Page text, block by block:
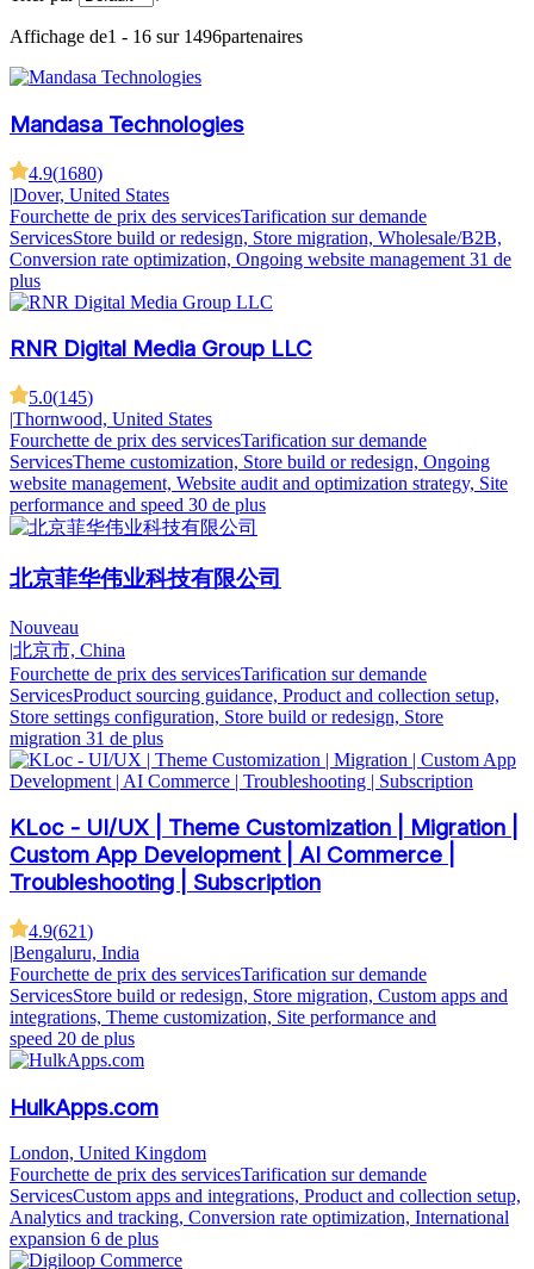
Affichage de1 - 16 sur 1496partenaires
Mandasa Technologies
4.9(1680)
|Dover, United States
Fourchette de prix des servicesTarification sur demande
ServicesStore build or redesign, Store migration, Wholesale/B2B,
Conversion rate optimization, Ongoing website management 31 de
plus
RNR Digital Media Group LLC
5.0(145)
|Thornwood, United States
Fourchette de prix des servicesTarification sur demande
ServicesTheme customization, Store build or redesign, Ongoing
website management, Website audit and optimization strategy, Site
performance and speed 30 de plus
北京菲华伟业科技有限公司
Nouveau
|北京市, China
Fourchette de prix des servicesTarification sur demande
ServicesProduct sourcing guidance, Product and collection setup,
Store settings configuration, Store build or redesign, Store
migration 31 de plus
KLoc - UI/UX | Theme Customization | Migration |
Custom App Development | AI Commerce |
Troubleshooting | Subscription
4.9(621)
|Bengaluru, India
Fourchette de prix des servicesTarification sur demande
ServicesStore build or redesign, Store migration, Custom apps and
integrations, Theme customization, Site performance and
speed 20 de plus
HulkApps.com
London, United Kingdom
Fourchette de prix des servicesTarification sur demande
ServicesCustom apps and integrations, Product and collection setup,
Analytics and tracking, Conversion rate optimization, International
expansion 6 de plus